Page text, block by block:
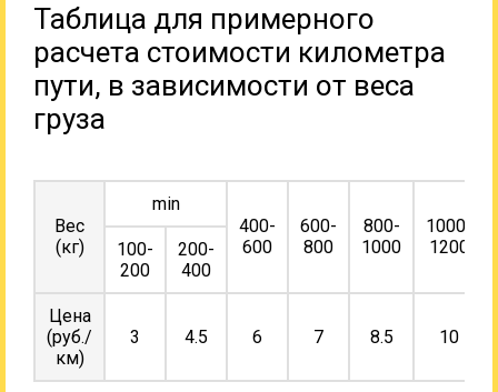
Таблица для примерного
расчета стоимости километра
пути, в зависимости от веса
груза
Вес
(кг)
min
400-
600
600-
800
800-
1000
1000-
1200
100-
200
200-
400
Цена
(руб./
км)
3 4.5 6 7 8.5 10